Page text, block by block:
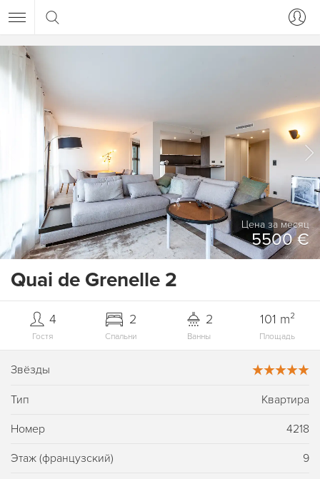
Цена за месяц
5500 €
Quai de Grenelle 2
Гостя
4
Спальни
2
Ванны
2
Площадь
101 m²
Звёзды
Тип Квартира
Номер 4218
Этаж (французский) 9